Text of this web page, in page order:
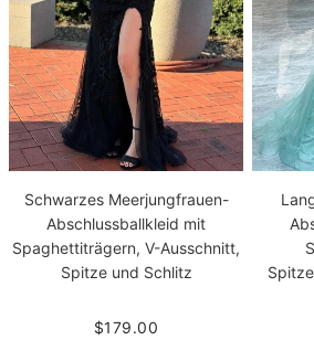
Schwarzes Meerjungfrauen-
Abschlussballkleid mit
Spaghettiträgern, V-Ausschnitt,
Spitze und Schlitz
$179.00